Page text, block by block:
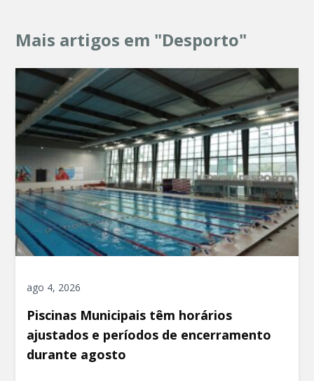
Mais artigos em "Desporto"
ago 4, 2026
Piscinas Municipais têm horários
ajustados e períodos de encerramento
durante agosto